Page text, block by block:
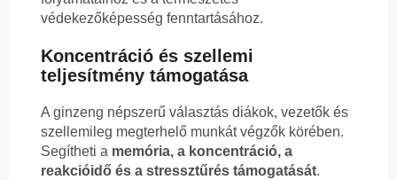
védekezőképesség fenntartásához.
Koncentráció és szellemi
teljesítmény támogatása
A ginzeng népszerű választás diákok, vezetők és
szellemileg megterhelő munkát végzők körében.
Segítheti a memória, a koncentráció, a
reakcióidő és a stressztűrés támogatását.